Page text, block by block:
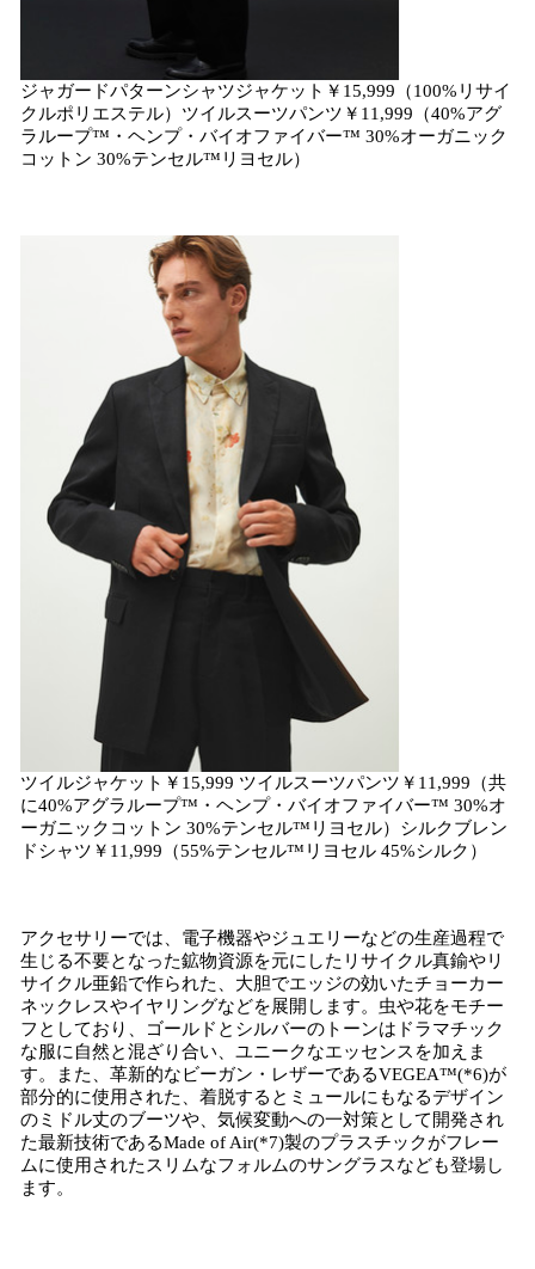
ジャガードパターンシャツジャケット￥15,999（100%リサイ
クルポリエステル）ツイルスーツパンツ￥11,999（40%アグ
ラループ™・ヘンプ・バイオファイバー™ 30%オーガニック
コットン 30%テンセル™リヨセル）
ツイルジャケット￥15,999 ツイルスーツパンツ￥11,999（共
に40%アグラループ™・ヘンプ・バイオファイバー™ 30%オ
ーガニックコットン 30%テンセル™リヨセル）シルクブレン
ドシャツ￥11,999（55%テンセル™リヨセル 45%シルク）
アクセサリーでは、電子機器やジュエリーなどの生産過程で
生じる不要となった鉱物資源を元にしたリサイクル真鍮やリ
サイクル亜鉛で作られた、大胆でエッジの効いたチョーカー
ネックレスやイヤリングなどを展開します。虫や花をモチー
フとしており、ゴールドとシルバーのトーンはドラマチック
な服に自然と混ざり合い、ユニークなエッセンスを加えま
す。また、革新的なビーガン・レザーであるVEGEA™(*6)が
部分的に使用された、着脱するとミュールにもなるデザイン
のミドル丈のブーツや、気候変動への一対策として開発され
た最新技術であるMade of Air(*7)製のプラスチックがフレー
ムに使用されたスリムなフォルムのサングラスなども登場し
ます。